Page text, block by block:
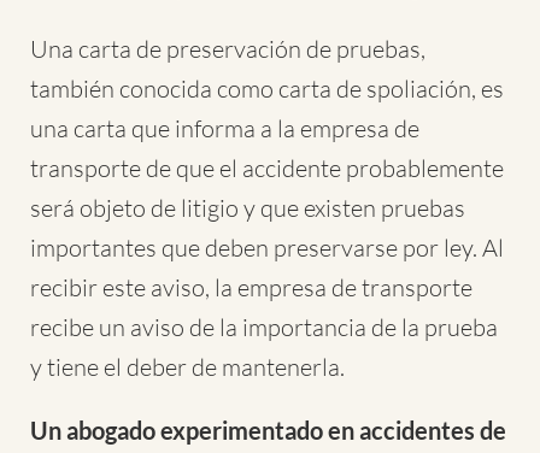
Una carta de preservación de pruebas,
también conocida como carta de spoliación, es
una carta que informa a la empresa de
transporte de que el accidente probablemente
será objeto de litigio y que existen pruebas
importantes que deben preservarse por ley. Al
recibir este aviso, la empresa de transporte
recibe un aviso de la importancia de la prueba
y tiene el deber de mantenerla.
Un abogado experimentado en accidentes de